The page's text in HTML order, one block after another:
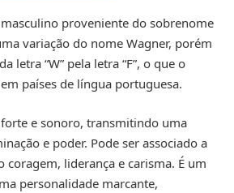
proveniente do sobrenome
variação do nome Wagner, porém
letra “W” pela letra “F”, o que o
países de língua portuguesa.
e sonoro, transmitindo uma
e poder. Pode ser associado a
coragem, liderança e carisma. É um
personalidade marcante,